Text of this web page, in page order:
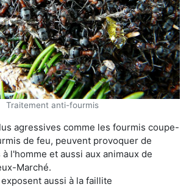
Traitement anti-fourmis
agressives comme les fourmis coupe-
de feu, peuvent provoquer de
l'homme et aussi aux animaux de
Marché.
aussi à la faillite